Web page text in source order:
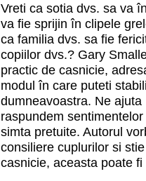
Vreti ca sotia dvs. sa va
va fie sprijin în clipele
ca familia dvs. sa fie
copiilor dvs.? Gary
practic de casnicie,
modul în care puteti
dumneavoastra. Ne
raspundem
simta pretuite. Autorul
consiliere cuplurilor si
casnicie, aceasta poate